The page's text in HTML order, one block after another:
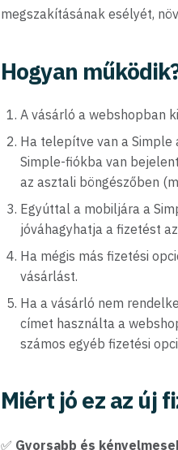
megszakításának esélyét,
Hogyan
A vásárló a webshopban
Ha telepítve van a
Simple-fiókba van
az asztali böngészőben
Egyúttal a mobiljára a
jóváhagyhatja a fizetést
Ha mégis más fizetési
vásárlást.
Ha a vásárló nem
címet használta a
számos egyéb fizetési
Miért jó ez az új
✅ Gyorsabb és